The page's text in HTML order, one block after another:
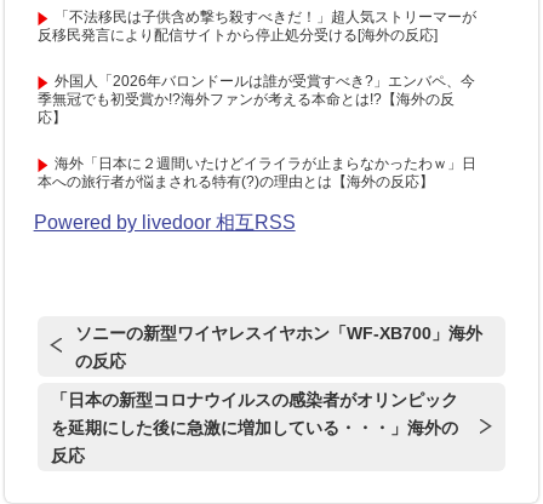
「不法移民は子供含め撃ち殺すべきだ！」超人気ストリーマーが
反移民発言により配信サイトから停止処分受ける[海外の反応]
外国人「2026年バロンドールは誰が受賞すべき?」エンバペ、今
季無冠でも初受賞か!?海外ファンが考える本命とは!?【海外の反
応】
海外「日本に２週間いたけどイライラが止まらなかったわｗ」日
本への旅行者が悩まされる特有(?)の理由とは【海外の反応】
Powered by livedoor 相互RSS
ソニーの新型ワイヤレスイヤホン「WF-XB700」海外
の反応
「日本の新型コロナウイルスの感染者がオリンピック
を延期にした後に急激に増加している・・・」海外の
反応